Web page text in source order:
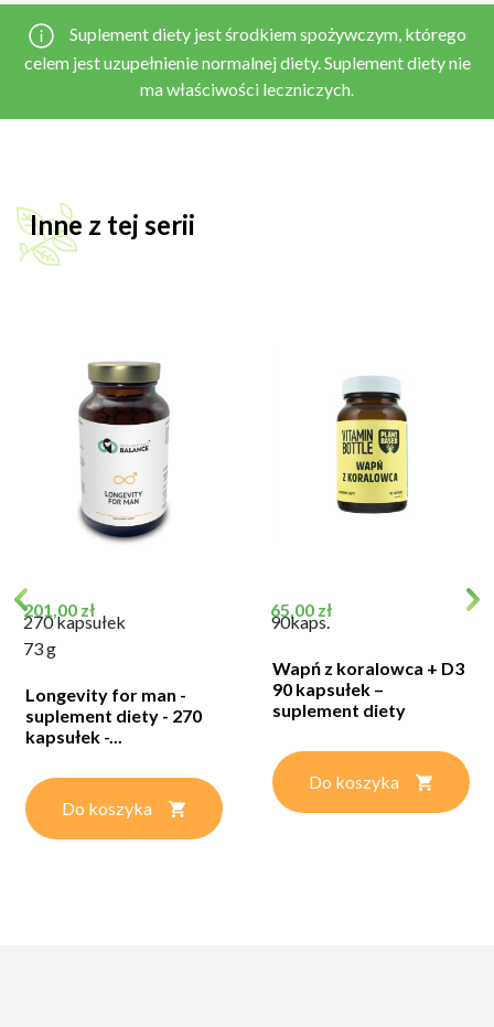
Suplement diety jest środkiem spożywczym, którego
celem jest uzupełnienie normalnej diety. Suplement diety nie
ma właściwości leczniczych.
Inne z tej serii
Cena
201,00 zł
270 kapsułek
73 g
Longevity for man -
suplement diety - 270
kapsułek -...
Do koszyka
Cena
65,00 zł
90kaps.
Wapń z koralowca + D3
90 kapsułek –
suplement diety
Do koszyka